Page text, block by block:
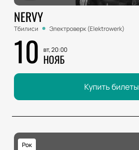
NERVY
Тбилиси Электроверк (Elektrowerk)
10 вт, 20:00
НОЯБ
Купить билеты
Рок